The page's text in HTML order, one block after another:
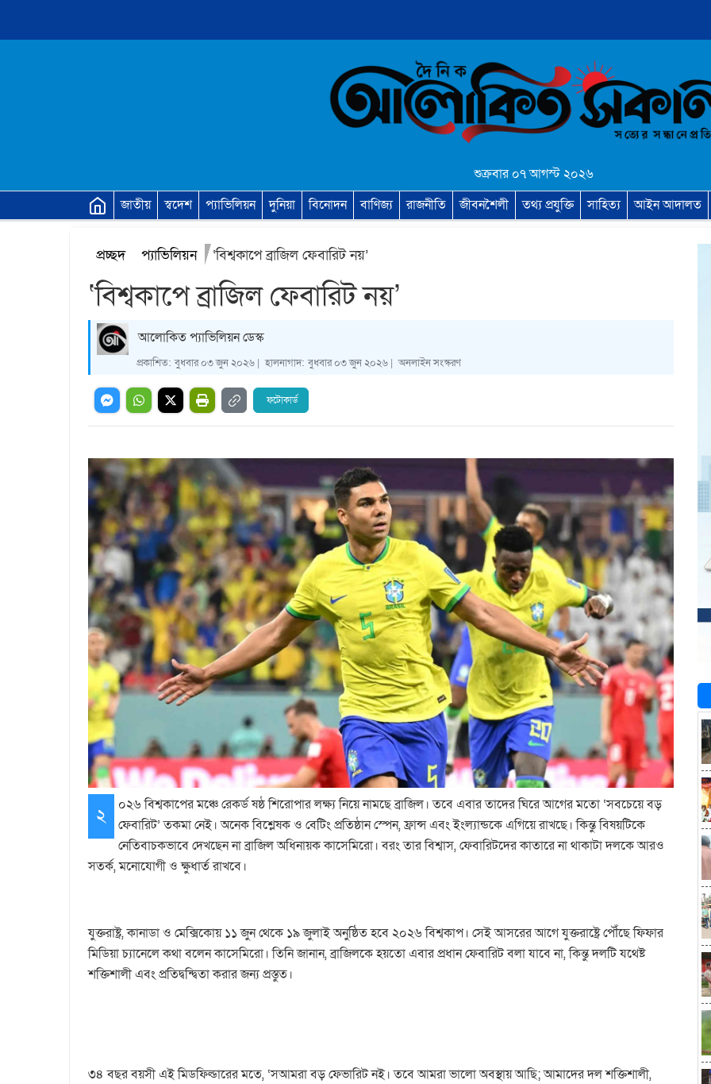
শুক্রবার ০৭ আগস্ট ২০২৬
জাতীয়
স্বদেশ প্যাভিলিয়ন দুনিয়া বিনোদন বাণিজ্য রাজনীতি জীবনশৈলী তথ্য প্রযুক্তি সাহিত্য আইন আদালত
প্রচ্ছদ প্যাভিলিয়ন ‘বিশ্বকাপে ব্রাজিল ফেবারিট নয়’
‘বিশ্বকাপে ব্রাজিল ফেবারিট নয়’
আলোকিত প্যাভিলিয়ন ডেস্ক
প্রকাশিত: বুধবার ০৩ জুন ২০২৬ | হালনাগাদ: বুধবার ০৩ জুন ২০২৬ | অনলাইন সংস্করণ
ফটোকার্ড
২
০২৬ বিশ্বকাপের মঞ্চে রেকর্ড ষষ্ঠ শিরোপার লক্ষ্য নিয়ে নামছে ব্রাজিল। তবে এবার তাদের ঘিরে আগের মতো ‘সবচেয়ে বড়
ফেবারিট’ তকমা নেই। অনেক বিশ্লেষক ও বেটিং প্রতিষ্ঠান স্পেন, ফ্রান্স এবং ইংল্যান্ডকে এগিয়ে রাখছে। কিন্তু বিষয়টিকে
নেতিবাচকভাবে দেখছেন না ব্রাজিল অধিনায়ক কাসেমিরো। বরং তার বিশ্বাস, ফেবারিটদের কাতারে না থাকাটা দলকে আরও
সতর্ক, মনোযোগী ও ক্ষুধার্ত রাখবে।
যুক্তরাষ্ট্র, কানাডা ও মেক্সিকোয় ১১ জুন থেকে ১৯ জুলাই অনুষ্ঠিত হবে ২০২৬ বিশ্বকাপ। সেই আসরের আগে যুক্তরাষ্ট্রে পৌঁছে ফিফার
মিডিয়া চ্যানেলে কথা বলেন কাসেমিরো। তিনি জানান, ব্রাজিলকে হয়তো এবার প্রধান ফেবারিট বলা যাবে না, কিন্তু দলটি যথেষ্ট
শক্তিশালী এবং প্রতিদ্বন্দ্বিতা করার জন্য প্রস্তুত।
৩৪ বছর বয়সী এই মিডফিল্ডারের মতে, ‘সআমরা বড় ফেভারিট নই। তবে আমরা ভালো অবস্থায় আছি; আমাদের দল শক্তিশালী,